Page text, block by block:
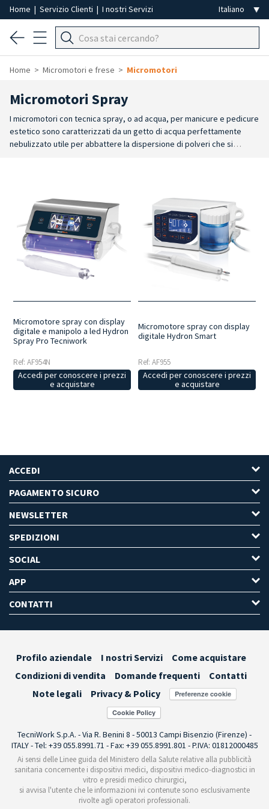
Home | Servizio Clienti | I nostri Servizi
Home Micromotori e frese Micromotori
Micromotori Spray
I micromotori con tecnica spray, o ad acqua, per manicure e pedicure
estetico sono caratterizzati da un getto di acqua perfettamente
nebulizzato utile per abbattere la dispersione di polveri che si
Micromotore spray con display
digitale e manipolo a led Hydron
Spray Pro Tecniwork
Ref: AF954N
Accedi per conoscere i prezzi
e acquistare
Micromotore spray con display
digitale Hydron Smart
Ref: AF955
Accedi per conoscere i prezzi
e acquistare
ACCEDI
PAGAMENTO SICURO
NEWSLETTER
SPEDIZIONI
SOCIAL
APP
CONTATTI
Profilo aziendale I nostri Servizi
Come acquistare
Condizioni di vendita
Domande frequenti
Contatti
Note legali
Privacy & Policy Preferenze cookie
TecniWork S.p.A. - Via R. Benini 8 - 50013 Campi Bisenzio (Firenze) -
ITALY - Tel: +39 055.8991.71 - Fax: +39 055.8991.801 - P.IVA: 01812000485
Ai sensi delle Linee guida del Ministero della Salute relative alla pubblicità
sanitaria concernente i dispositivi medici, dispositivi medico-diagnostici in
vitro e presidi medico chirurgici,
si avvisa l'utente che le informazioni ivi contenute sono esclusivamente
rivolte agli operatori professionali.